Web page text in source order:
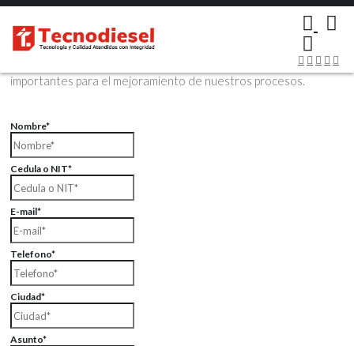
Contáctenos Vía Email
Envíenos sus datos con sus comentarios, sus opiniones son muy
importantes para el mejoramiento de nuestros procesos.
Nombre*
Cedula o NIT*
E-mail*
Telefono*
Ciudad*
Asunto*